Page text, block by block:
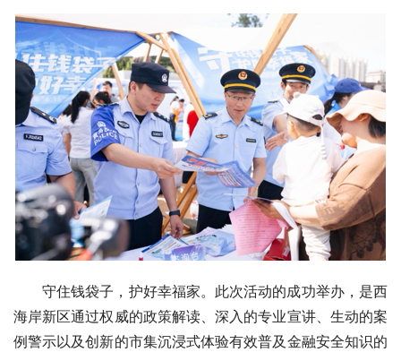
守住钱袋子，护好幸福家。此次活动的成功举办，是西
海岸新区通过权威的政策解读、深入的专业宣讲、生动的案
例警示以及创新的市集沉浸式体验有效普及金融安全知识的